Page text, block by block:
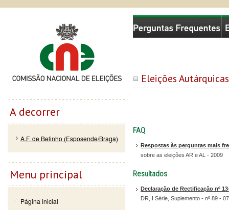
Eleições
FAQ
Respostas às perguntas mais
sobre as eleições AR e AL - 2009
Resultados
Declaração de Rectificação nº
DR, I Série, Suplemento - nº 89 -
Comissão Nacional de Eleições
A decorrer
A.F. de Belinho (Esposende/Braga)
Menu principal
Página inicial